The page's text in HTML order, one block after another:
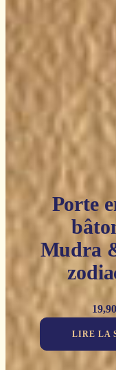
Porte
Mudra
19,90
LIRE LA